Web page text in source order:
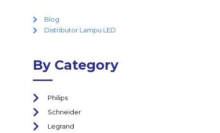
Blog
Distributor Lampu LED
By Category
Philips
Schneider
Legrand